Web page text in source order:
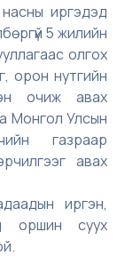
иргэдэд
5 жилийн
олгох
орон нутгийн
очиж авах
Монгол Улсын
газраар
авах
иргэн,
оршин суух